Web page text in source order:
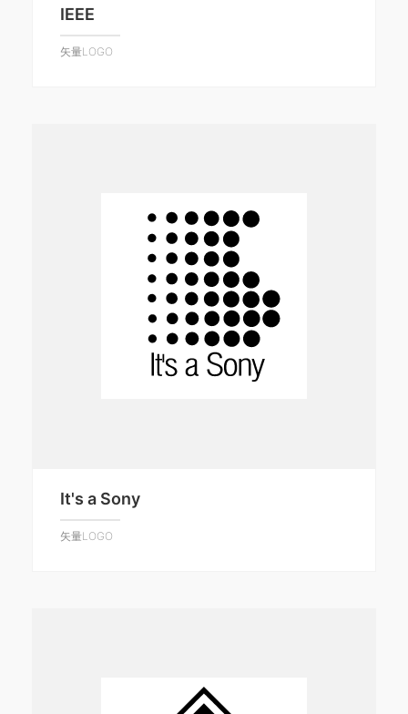
IEEE
矢量LOGO
It's a Sony
矢量LOGO